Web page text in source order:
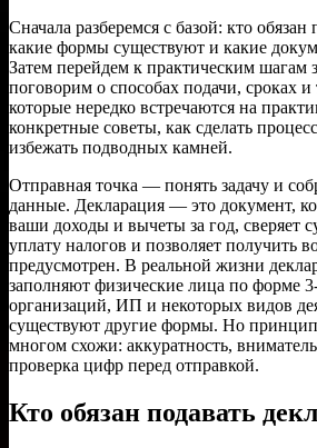
Сначала разберемся с базой: кто
какие формы существуют и какие
Затем перейдем к практическим шагам
поговорим о способах подачи, сроках
которые нередко встречаются на
конкретные советы, как сделать
избежать подводных камней.
Отправная точка — понять задачу и
данные. Декларация — это документ,
ваши доходы и вычеты за год, сверяет
уплату налогов и позволяет получить
предусмотрен. В реальной жизни
заполняют физические лица по форме
организаций, ИП и некоторых видов
существуют другие формы. Но
многом схожи: аккуратность,
проверка цифр перед отправкой.
Кто обязан подавать